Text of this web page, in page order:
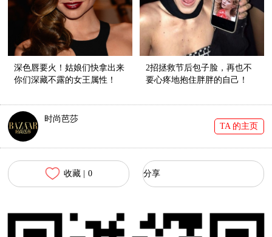
深色唇要火！姑娘们快拿出来
你们深藏不露的女王属性！
2招拯救节后包子脸，再也不
要心疼地抱住胖胖的自己！
时尚芭莎
TA 的主页
收藏 | 0 分享